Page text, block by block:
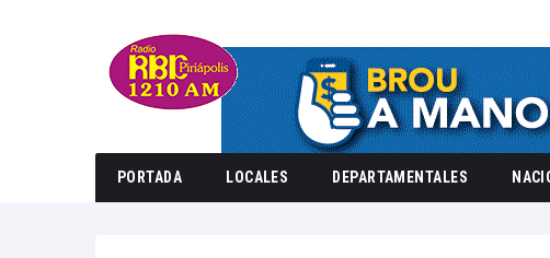
PORTADA LOCALES DEPARTAMENTALES